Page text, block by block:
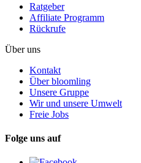
Ratgeber
Affiliate Programm
Rückrufe
Über uns
Kontakt
Über bloomling
Unsere Gruppe
Wir und unsere Umwelt
Freie Jobs
Folge uns auf